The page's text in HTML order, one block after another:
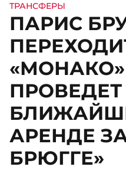
ТРАНСФЕРЫ
ПАРИС
ПРОВЕДЕТ
АРЕНДЕ
БРЮГГЕ»